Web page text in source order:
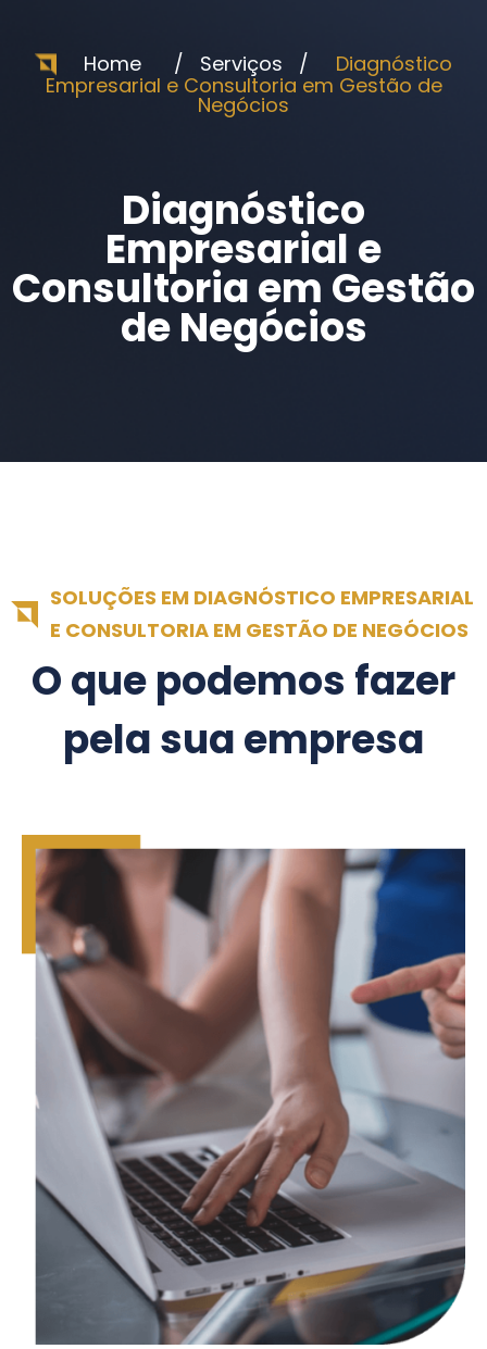
Home / Serviços / Diagnóstico
Empresarial e Consultoria em Gestão de
Negócios
Diagnóstico
Empresarial e
Consultoria em Gestão
de Negócios
SOLUÇÕES EM DIAGNÓSTICO EMPRESARIAL
E CONSULTORIA EM GESTÃO DE NEGÓCIOS
O que podemos fazer
pela sua empresa